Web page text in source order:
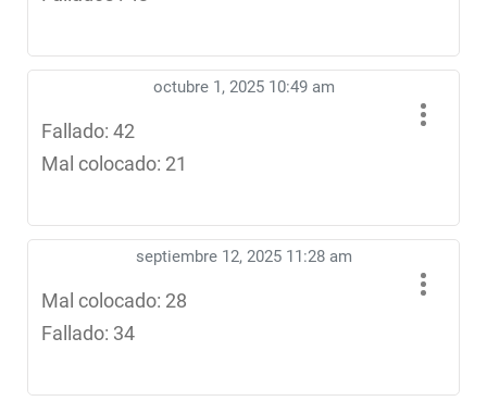
octubre 1, 2025 10:49 am
Fallado: 42
Mal colocado: 21
septiembre 12, 2025 11:28 am
Mal colocado: 28
Fallado: 34